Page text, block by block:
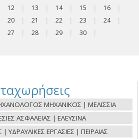
12 13 14 15 16
20 21 22 23 24
27 28 29 30
ΜΗΧΑΝΙΚΟΣ | ΜΕΛΙΣΣΙΑ
ΑΣΦΑΛΕΙΑΣ | ΕΛΕΥΣΙΝΑ
ΕΡΓΑΣΙΕΣ | ΠΕΙΡΑΙΑΣ